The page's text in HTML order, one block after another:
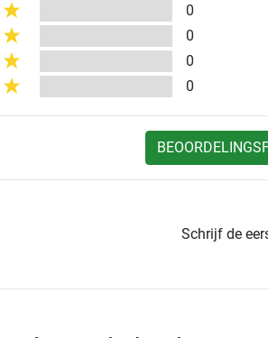
0
0
0
0
Schrijf de